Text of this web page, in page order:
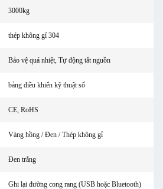
3000kg
thép không gỉ 304
Bảo vệ quá nhiệt, Tự động tắt nguồn
bảng điều khiển kỹ thuật số
CE, RoHS
Vàng hồng / Đen / Thép không gỉ
Đen trắng
Ghi lại đường cong rang (USB hoặc Bluetooth)